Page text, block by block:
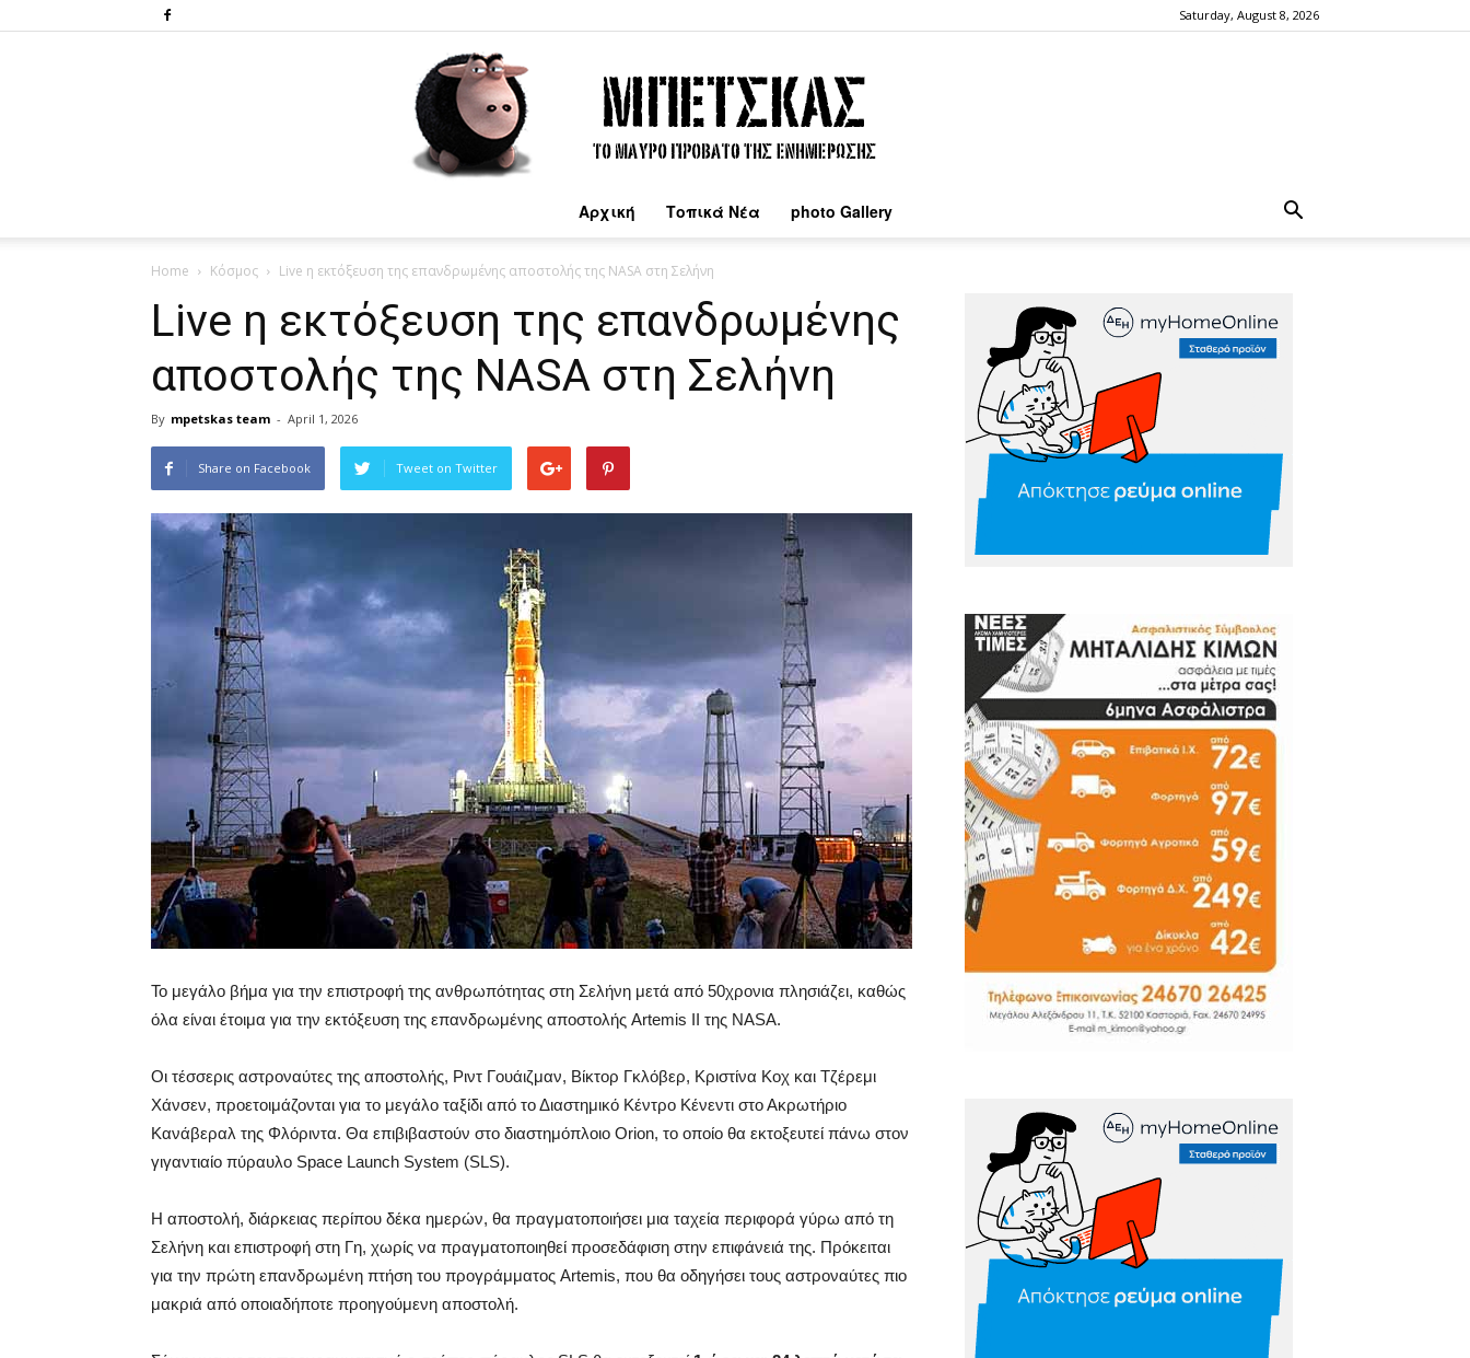
Saturday, August 8, 2026
Αρχική Τοπικά Νέα photo Gallery
Home Κόσμος Live η εκτόξευση της επανδρωμένης αποστολής της NASA στη Σελήνη
Live η εκτόξευση της επανδρωμένης
αποστολής της NASA στη Σελήνη
By mpetskas team - April 1, 2026
Share on Facebook Tweet on Twitter
Το μεγάλο βήμα για την επιστροφή της ανθρωπότητας στη Σελήνη μετά από 50χρονια πλησιάζει, καθώς
όλα είναι έτοιμα για την εκτόξευση της επανδρωμένης αποστολής Artemis II της NASA.
Οι τέσσερις αστροναύτες της αποστολής, Ριντ Γουάιζμαν, Βίκτορ Γκλόβερ, Κριστίνα Κοχ και Τζέρεμι
Χάνσεν, προετοιμάζονται για το μεγάλο ταξίδι από το Διαστημικό Κέντρο Κένεντι στο Ακρωτήριο
Κανάβεραλ της Φλόριντα. Θα επιβιβαστούν στο διαστημόπλοιο Orion, το οποίο θα εκτοξευτεί πάνω στον
γιγαντιαίο πύραυλο Space Launch System (SLS).
Η αποστολή, διάρκειας περίπου δέκα ημερών, θα πραγματοποιήσει μια ταχεία περιφορά γύρω από τη
Σελήνη και επιστροφή στη Γη, χωρίς να πραγματοποιηθεί προσεδάφιση στην επιφάνειά της. Πρόκειται
για την πρώτη επανδρωμένη πτήση του προγράμματος Artemis, που θα οδηγήσει τους αστροναύτες πιο
μακριά από οποιαδήποτε προηγούμενη αποστολή.